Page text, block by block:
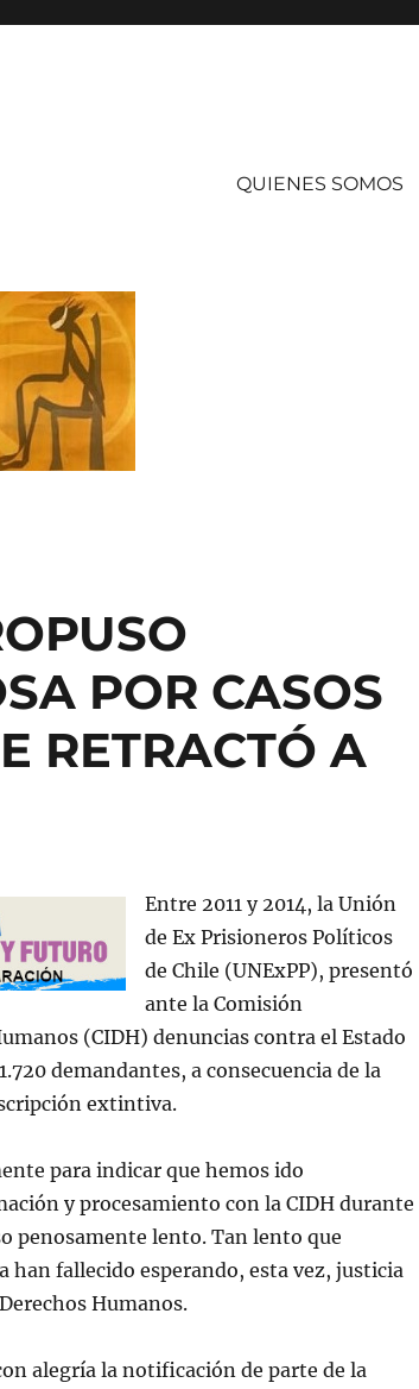
QUIENES SOMOS
POR CASOS
RETRACTÓ A
Entre 2011 y 2014, la Unión
de Ex Prisioneros Políticos
de Chile (UNExPP), presentó
ante la Comisión
(CIDH) denuncias contra el Estado
demandantes, a consecuencia de la
extintiva.
para indicar que hemos ido
y procesamiento con la CIDH durante
penosamente lento. Tan lento que
han fallecido esperando, esta vez, justicia
Humanos.
alegría la notificación de parte de la